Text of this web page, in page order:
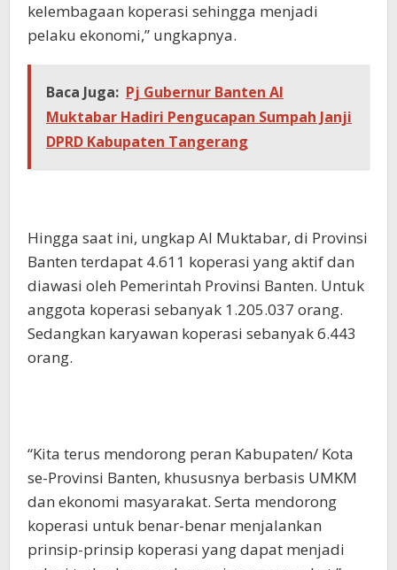
kelembagaan koperasi sehingga menjadi
pelaku ekonomi,” ungkapnya.
Baca Juga: Pj Gubernur Banten Al
Muktabar Hadiri Pengucapan Sumpah Janji
DPRD Kabupaten Tangerang
Hingga saat ini, ungkap Al Muktabar, di Provinsi
Banten terdapat 4.611 koperasi yang aktif dan
diawasi oleh Pemerintah Provinsi Banten. Untuk
anggota koperasi sebanyak 1.205.037 orang.
Sedangkan karyawan koperasi sebanyak 6.443
orang.
“Kita terus mendorong peran Kabupaten/ Kota
se-Provinsi Banten, khususnya berbasis UMKM
dan ekonomi masyarakat. Serta mendorong
koperasi untuk benar-benar menjalankan
prinsip-prinsip koperasi yang dapat menjadi